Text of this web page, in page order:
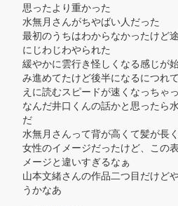
思ったより重かった
水無月さんがちやばい人だった
最初のうちはわからなかったけど
にじわじわやられた
緩やかに雲行き怪しくなる感じが
み進めてたけど後半になるにつれ
えに読むスピードが速くなっちゃ
なんだ井口くんの話かと思ったら
だ
水無月さんって背が高くて髪が長
女性のイメージだったけど、この
メージと違いすぎるなぁ
山本文緒さんの作品二つ目だけど
うかなあ